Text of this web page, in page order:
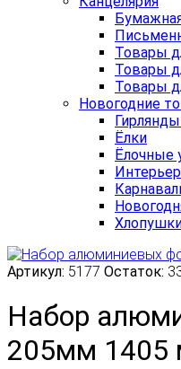
Товары
Товары
Товары
Новогодние
Ёлки
Ёлочные
Артикул: 5177 Остаток:
Набор
205мм 1405